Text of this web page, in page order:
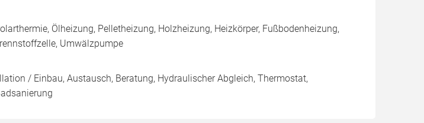
Ölheizung, Pelletheizung, Holzheizung, Heizkörper, Fußbodenheizung,
Umwälzpumpe
/ Einbau, Austausch, Beratung, Hydraulischer Abgleich, Thermostat,